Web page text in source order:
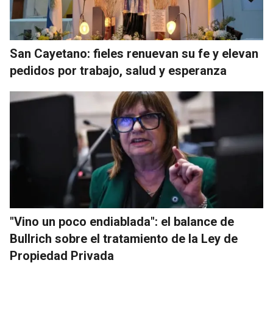
San Cayetano: fieles renuevan su fe y elevan
pedidos por trabajo, salud y esperanza
"Vino un poco endiablada": el balance de
Bullrich sobre el tratamiento de la Ley de
Propiedad Privada